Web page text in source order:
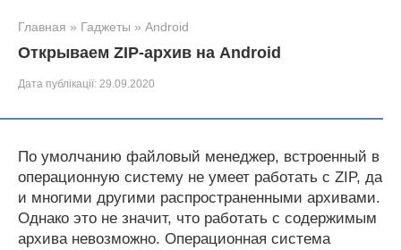
Главная » Гаджеты » Android
Открываем ZIP-архив на Android
Дата публікації: 29.09.2020
По умолчанию файловый менеджер, встроенный в
операционную систему не умеет работать с ZIP, да
и многими другими распространенными архивами.
Однако это не значит, что работать с содержимым
архива невозможно. Операционная система